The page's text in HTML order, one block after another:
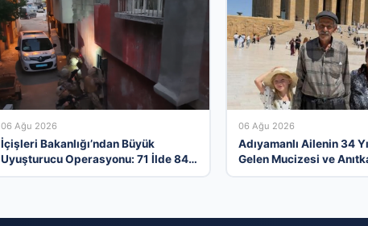
06 Ağu 2026
İçişleri Bakanlığı’ndan Büyük
Uyuşturucu Operasyonu: 71 İlde 844
06 Ağu 2026
Adıyamanlı Ailenin 34
Gelen Mucizesi ve